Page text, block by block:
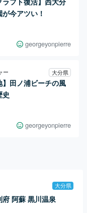
今アツい！
georgeyonpierre
ー 大分県
】田ノ浦ビーチの風
史
georgeyonpierre
大分県
阿蘇 黒川温泉